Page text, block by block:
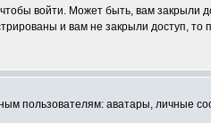
войти. Может быть, вам закрыли
и вам не закрыли доступ,
пользователям: аватары, личные